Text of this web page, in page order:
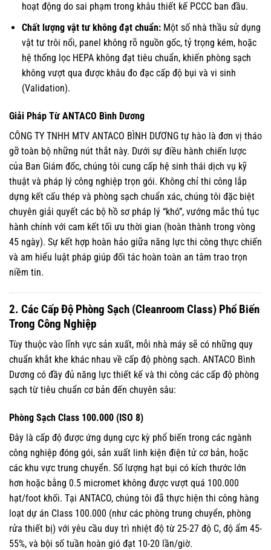
hoạt động do sai phạm trong khâu thiết kế PCCC ban đầu.
Chất lượng vật tư không đạt chuẩn:Một số nhà thầu sử dụng
vật tư trôi nổi, panel không rõ nguồn gốc, tỷ trọng kém, hoặc
hệ thống lọc HEPA không đạt tiêu chuẩn, khiến phòng sạch
không vượt qua được khâu đo đạc cấp độ bụi và vi sinh
(Validation).
Giải Pháp Từ ANTACO Bình Dương
CÔNG TY TNHH MTV ANTACO BÌNH DƯƠNG tự hào là đơn vị tháo
gỡ toàn bộ những nút thắt này. Dưới sự điều hành chiến lược
của Ban Giám đốc, chúng tôi cung cấp hệ sinh thái dịch vụ kỹ
thuật và pháp lý công nghiệp trọn gói. Không chỉ thi công lắp
dựng kết cấu thép và phòng sạch chuẩn xác, chúng tôi đặc biệt
chuyên giải quyết các bộ hồ sơ pháp lý “khó”, vướng mắc thủ tục
hành chính với cam kết tối ưu thời gian (hoàn thành trong vòng
45 ngày). Sự kết hợp hoàn hảo giữa năng lực thi công thực chiến
và am hiểu luật pháp giúp đối tác hoàn toàn an tâm trao trọn
niềm tin.
2. Các Cấp Độ Phòng Sạch (Cleanroom Class) Phổ Biến
Trong Công Nghiệp
Tùy thuộc vào lĩnh vực sản xuất, mỗi nhà máy sẽ có những quy
chuẩn khắt khe khác nhau về cấp độ phòng sạch. ANTACO Bình
Dương có đầy đủ năng lực thiết kế và thi công các cấp độ phòng
sạch từ tiêu chuẩn cơ bản đến chuyên sâu:
Phòng Sạch Class 100.000 (ISO 8)
Đây là cấp độ được ứng dụng cực kỳ phổ biến trong các ngành
công nghiệp đóng gói, sản xuất linh kiện điện tử cơ bản, hoặc
các khu vực trung chuyển. Số lượng hạt bụi có kích thước lớn
hơn hoặc bằng 0.5 micromet không được vượt quá 100.000
hạt/foot khối. Tại ANTACO, chúng tôi đã thực hiện thi công hàng
loạt dự án Class 100.000 (như các phòng trung chuyển, phòng
rửa thiết bị) với yêu cầu duy trì nhiệt độ từ 25-27 độ C, độ ẩm 45-
55%, và bội số tuần hoàn gió đạt 10-20 lần/giờ.